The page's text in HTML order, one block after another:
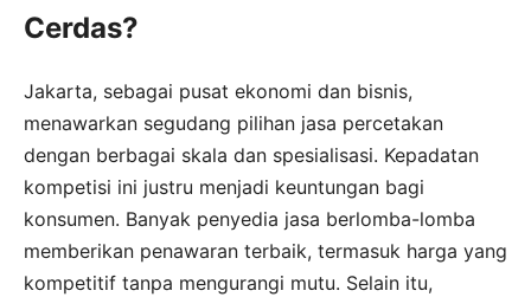
Cerdas?
Jakarta, sebagai pusat ekonomi dan bisnis,
menawarkan segudang pilihan jasa percetakan
dengan berbagai skala dan spesialisasi. Kepadatan
kompetisi ini justru menjadi keuntungan bagi
konsumen. Banyak penyedia jasa berlomba-lomba
memberikan penawaran terbaik, termasuk harga yang
kompetitif tanpa mengurangi mutu. Selain itu,